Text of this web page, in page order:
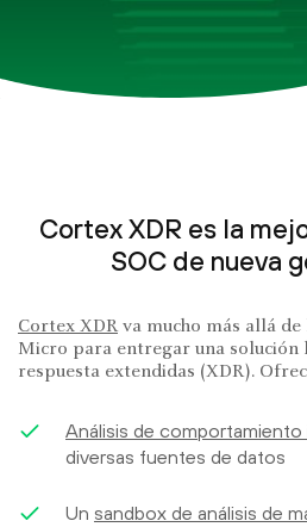
Cortex XDR es la
SOC de nueva
Cortex XDRva mucho más allá de
Micro para entregar una solución
respuesta extendidas (XDR).
Análisis de
diversas fuentes de datos
Un sandbox de análisis de